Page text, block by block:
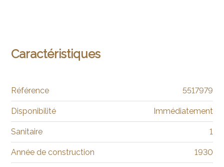
Caractéristiques
Référence 5517979
Disponibilité Immédiatement
Sanitaire 1
Année de construction 1930